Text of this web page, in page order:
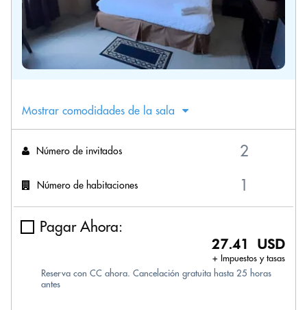
Mostrar comodidades de la sala
Número de invitados
Número de habitaciones
Pagar Ahora:
27.41 USD
+ Impuestos y tasas
Reserva con CC ahora. Cancelación gratuita hasta 25 horas
antes